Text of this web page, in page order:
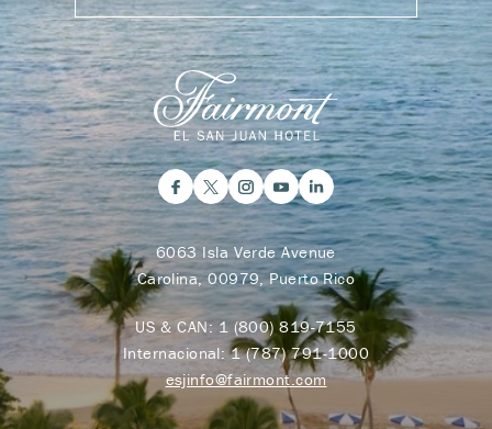
6063 Isla Verde Avenue
Carolina, 00979, Puerto Rico
US & CAN: 1 (800) 819-7155
Internacional:1 (787) 791-1000
esjinfo@fairmont.com